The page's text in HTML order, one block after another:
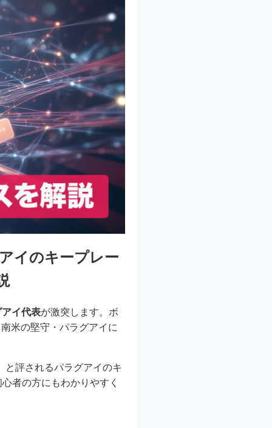
イのキープレー
イ代表が激突します。ボ
米の堅守・パラグアイに
と評されるパラグアイのキ
者の方にもわかりやすく